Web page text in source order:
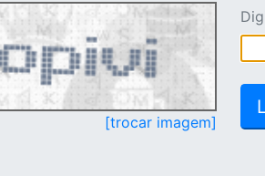
[trocar imagem]